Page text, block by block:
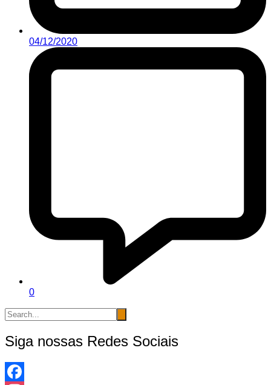
04/12/2020
0
Siga nossas Redes Sociais